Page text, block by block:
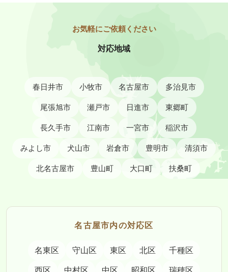
対応地域
春日井市 小牧市 名古屋市 多治見市
尾張旭市 瀬戸市 日進市 東郷町
長久手市 江南市 一宮市 稲沢市
みよし市 犬山市 岩倉市 豊明市 清須市
北名古屋市 豊山町 大口町 扶桑町
名古屋市内の対応区
名東区 守山区 東区 北区 千種区